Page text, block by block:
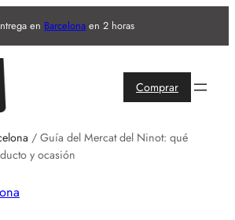
en Barcelona en 2 horas
Comprar
/ Guía del Mercat del Ninot: qué
y ocasión